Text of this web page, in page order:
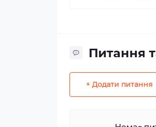
Питання
+ Додати питання